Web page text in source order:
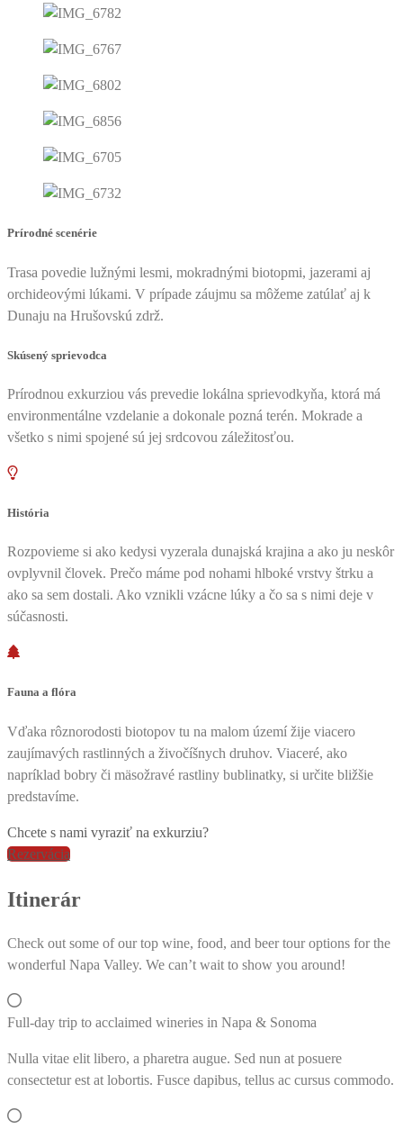
Prírodné scenérie
Trasa povedie lužnými lesmi, mokradnými biotopmi, jazerami aj
orchideovými lúkami. V prípade záujmu sa môžeme zatúlať aj k
Dunaju na Hrušovskú zdrž.
Skúsený sprievodca
Prírodnou exkurziou vás prevedie lokálna sprievodkyňa, ktorá má
environmentálne vzdelanie a dokonale pozná terén. Mokrade a
všetko s nimi spojené sú jej srdcovou záležitosťou.
História
Rozpovieme si ako kedysi vyzerala dunajská krajina a ako ju neskôr
ovplyvnil človek. Prečo máme pod nohami hlboké vrstvy štrku a
ako sa sem dostali. Ako vznikli vzácne lúky a čo sa s nimi deje v
súčasnosti.
Fauna a flóra
Vďaka rôznorodosti biotopov tu na malom území žije viacero
zaujímavých rastlinných a živočíšnych druhov. Viaceré, ako
napríklad bobry či mäsožravé rastliny bublinatky, si určite bližšie
predstavíme.
Chcete s nami vyraziť na exkurziu?
Rezervácia
Itinerár
Check out some of our top wine, food, and beer tour options for the
wonderful Napa Valley. We can’t wait to show you around!
Full-day trip to acclaimed wineries in Napa & Sonoma
Nulla vitae elit libero, a pharetra augue. Sed nun at posuere
consectetur est at lobortis. Fusce dapibus, tellus ac cursus commodo.